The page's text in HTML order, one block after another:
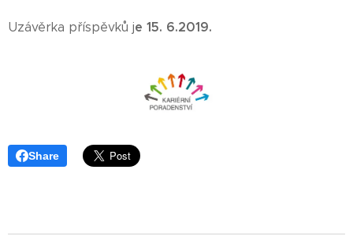
Uzávěrka příspěvků je 15. 6.2019.
Share